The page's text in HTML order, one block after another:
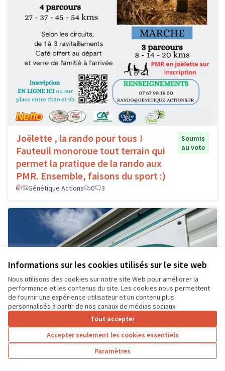
Informations sur les cookies utilisés sur le site web
Nous utilisons des cookies sur notre site Web pour améliorer la
performance et les contenus du site. Les cookies nous permettent
de fournir une expérience utilisateur et un contenu plus
personnalisés à partir de nos canaux de médias sociaux.
Tout accepter
Accepter seulement les cookies essentiels
Paramètres
Joëlette , la rando pour tous !
Fauteuil monoroue tout terrain qui
permet la pratique de la rando aux
PMR. Ensemble, faisons du sport :)
Soumis
au vote
Génétique Actions 0 3